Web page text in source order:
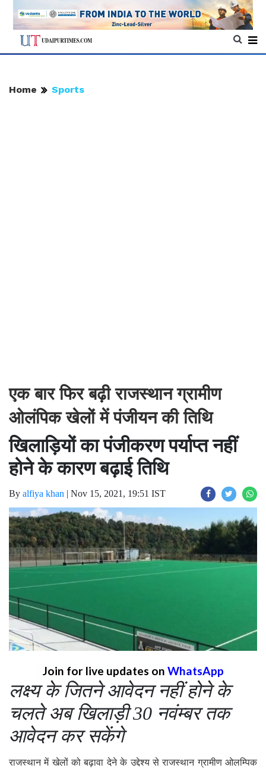
Home Sports
एक बार फिर बढ़ी राजस्थान ग्रामीण
ओलंपिक खेलों में पंजीयन की तिथि
खिलाड़ियों का पंजीकरण पर्याप्त नहीं
होने के कारण बढ़ाई तिथि
By alfiya khan | Nov 15, 2021, 19:51 IST
Join for live updates on WhatsApp
लक्ष्य के जितने आवेदन नहीं होने के
चलते अब खिलाड़ी 30 नवंम्बर तक
आवेदन कर सकेंगे
राजस्थान में खेलों को बढ़ावा देने के उद्देश्य से राजस्थान ग्रामीण ओलम्पिक